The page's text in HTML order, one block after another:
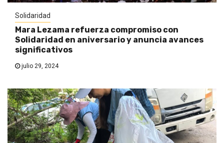
Solidaridad
Mara Lezama refuerza compromiso con
Solidaridad en aniversario y anuncia avances
significativos
julio 29, 2024